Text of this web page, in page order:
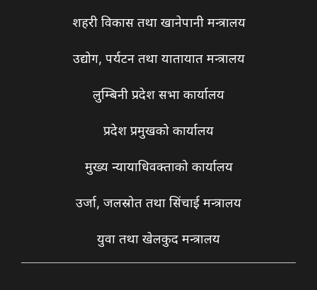
शहरी विकास तथा खानेपानी मन्त्रालय
उद्योग, पर्यटन तथा यातायात मन्त्रालय
लुम्बिनी प्रदेश सभा कार्यालय
प्रदेश प्रमुखको कार्यालय
मुख्य न्यायाधिवक्ताको कार्यालय
उर्जा, जलस्रोत तथा सिंचाई मन्त्रालय
युवा तथा खेलकुद मन्त्रालय